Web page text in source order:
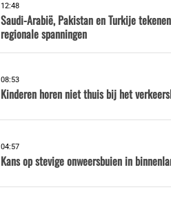
12:48
Saudi-Arabië, Pakistan en Turkije
regionale spanningen
08:53
Kinderen horen niet thuis bij het
04:57
Kans op stevige onweersbuien in